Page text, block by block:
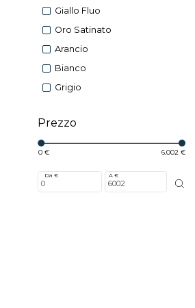
Giallo Fluo
Oro Satinato
Arancio
Bianco
Grigio
Prezzo
0 € 6.002 €
Da € A €